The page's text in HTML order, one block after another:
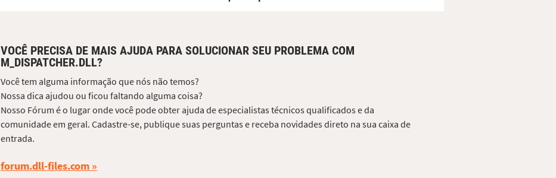
VOCÊ PRECISA DE MAIS AJUDA PARA SOLUCIONAR SEU PROBLEMA COM
M_DISPATCHER.DLL?
Você tem alguma informação que nós não temos?
Nossa dica ajudou ou ficou faltando alguma coisa?
Nosso Fórum é o lugar onde você pode obter ajuda de especialistas técnicos qualificados e da
comunidade em geral. Cadastre-se, publique suas perguntas e receba novidades direto na sua caixa de
entrada.
forum.dll-files.com